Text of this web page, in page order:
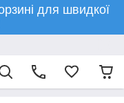
для швидкої